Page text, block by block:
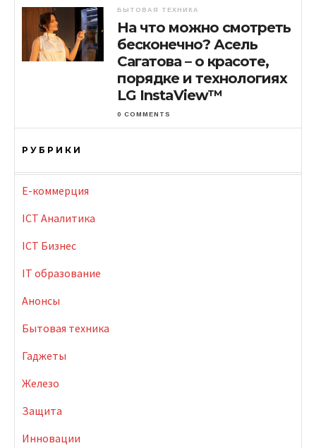
БЫТОВАЯ ТЕХНИКА
На что можно смотреть
бесконечно? Асель
Сагатова – о красоте,
порядке и технологиях
LG InstaView™
0 COMMENTS
РУБРИКИ
E-коммерция
ICT Аналитика
ICT Бизнес
IT образование
Анонсы
Бытовая техника
Гаджеты
Железо
Защита
Инновации